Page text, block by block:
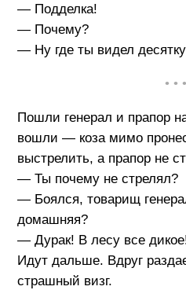
— Подделка!
— Почему?
— Ну где ты видел
• • •
Пошли генерал и прапор
вошли — коза мимо
выстрелить, а прапор не
— Ты почему не стрелял?
— Боялся, товарищ
домашняя?
— Дурак! В лесу все
Идут дальше. Вдруг
страшный визг.